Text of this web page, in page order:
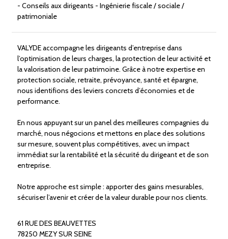
- Conseils aux dirigeants - Ingénierie fiscale / sociale /
patrimoniale
VALYDE accompagne les dirigeants d’entreprise dans
l’optimisation de leurs charges, la protection de leur activité et
la valorisation de leur patrimoine. Grâce à notre expertise en
protection sociale, retraite, prévoyance, santé et épargne,
nous identifions des leviers concrets d’économies et de
performance.
En nous appuyant sur un panel des meilleures compagnies du
marché, nous négocions et mettons en place des solutions
sur mesure, souvent plus compétitives, avec un impact
immédiat sur la rentabilité et la sécurité du dirigeant et de son
entreprise.
Notre approche est simple : apporter des gains mesurables,
sécuriser l’avenir et créer de la valeur durable pour nos clients.
61 RUE DES BEAUVETTES
78250 MEZY SUR SEINE